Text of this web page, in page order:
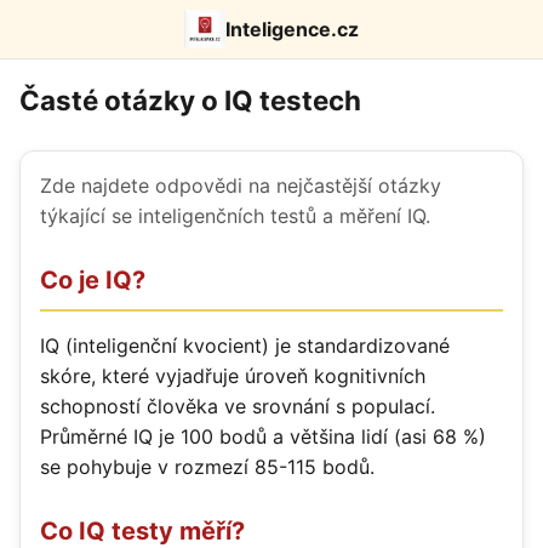
Inteligence.cz
Časté otázky o IQ testech
Zde najdete odpovědi na nejčastější otázky
týkající se inteligenčních testů a měření IQ.
Co je IQ?
IQ (inteligenční kvocient) je standardizované
skóre, které vyjadřuje úroveň kognitivních
schopností člověka ve srovnání s populací.
Průměrné IQ je 100 bodů a většina lidí (asi 68 %)
se pohybuje v rozmezí 85-115 bodů.
Co IQ testy měří?